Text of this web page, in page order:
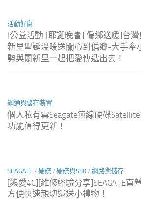
活動好康
[公益活動][耶誕晚會][偏鄉送暖]台
新里聖誕溫暖送關心到偏鄉-大手牽
勢與關新里一起把愛傳遞出去！
網通與儲存裝置
個人私有雲Seagate無線硬碟
功能值得更新！
SEAGATE / 硬碟 / 硬碟與SSD / 網路與儲存
[熊愛4C][維修經驗分享]SEAGATE直
方便快速親切還送小禮物！